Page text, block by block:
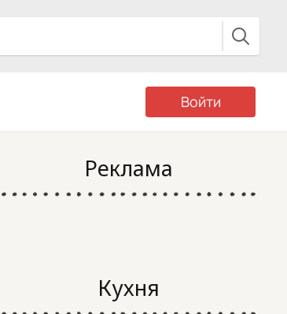
Войти
Реклама
Кухня